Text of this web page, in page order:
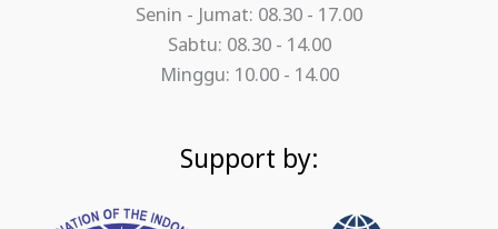
Senin - Jumat: 08.30 - 17.00
Sabtu: 08.30 - 14.00
Minggu: 10.00 - 14.00
Support by: